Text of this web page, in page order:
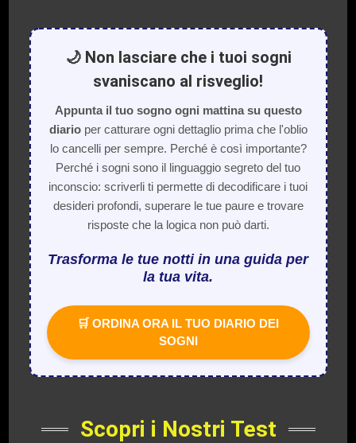
🌙 Non lasciare che i tuoi sogni
svaniscano al risveglio!
Appunta il tuo sogno ogni mattina su questo
diarioper catturare ogni dettaglio prima che l'oblio
lo cancelli per sempre. Perché è così importante?
Perché i sogni sono il linguaggio segreto del tuo
inconscio: scriverli ti permette di decodificare i tuoi
desideri profondi, superare le tue paure e trovare
risposte che la logica non può darti.
Trasforma le tue notti in una guida per
la tua vita.
🛒 ORDINA ORA IL TUO DIARIO DEI
SOGNI
Scopri i Nostri Test